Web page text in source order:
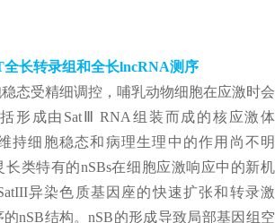
全长转录组和全长lncRNA测序
态受精细调控，哺乳动物细胞在应激时会
形成由SatⅢ RNA组装而成的核应激体
持细胞稳态和病理生理中的作用尚不明
类特有的nSBs在细胞应激响应中的新机
异染色质基因座的快速扩张和转录激
nSB结构。nSB的形成导致局部基因组空